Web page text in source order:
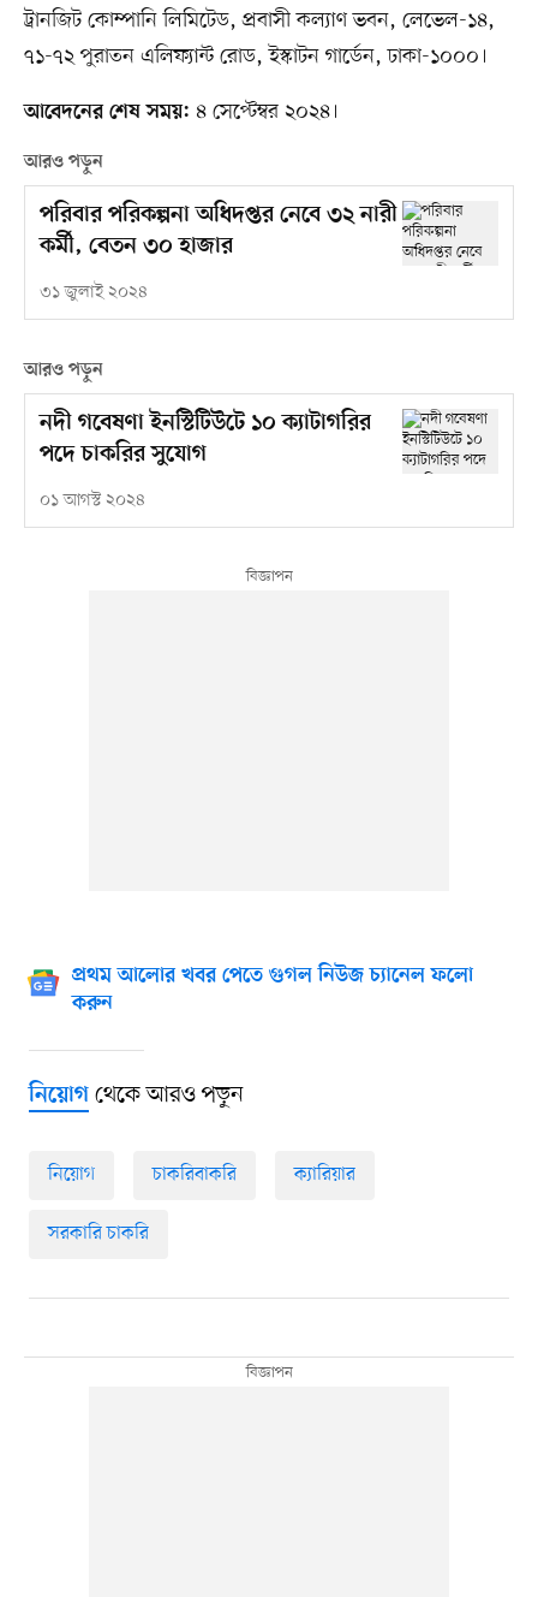
ট্রানজিট কোম্পানি লিমিটেড, প্রবাসী কল্যাণ ভবন, লেভেল-১৪,
৭১-৭২ পুরাতন এলিফ্যান্ট রোড, ইস্কাটন গার্ডেন, ঢাকা-১০০০।
আবেদনের শেষ সময়: ৪ সেপ্টেম্বর ২০২৪।
আরও পড়ুন
পরিবার পরিকল্পনা অধিদপ্তর নেবে ৩২ নারী
কর্মী, বেতন ৩০ হাজার
৩১ জুলাই ২০২৪
আরও পড়ুন
নদী গবেষণা ইনস্টিটিউটে ১০ ক্যাটাগরির
পদে চাকরির সুযোগ
০১ আগস্ট ২০২৪
প্রথম আলোর খবর পেতে গুগল নিউজ চ্যানেল ফলো
করুন
নিয়োগথেকে আরও পড়ুন
নিয়োগ চাকরিবাকরি ক্যারিয়ার
সরকারি চাকরি